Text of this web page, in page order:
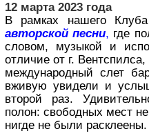
12 марта 2023 года
В рамках нашего
авторской песни, где
словом, музыкой и
отличие от г.
международный слет
вживую увидели и
второй раз.
полон: свободных мест
нигде не были